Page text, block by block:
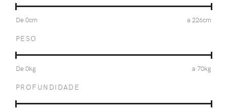
De0cm a 226cm
PESO
De0kg a 70kg
PROFUNDIDADE